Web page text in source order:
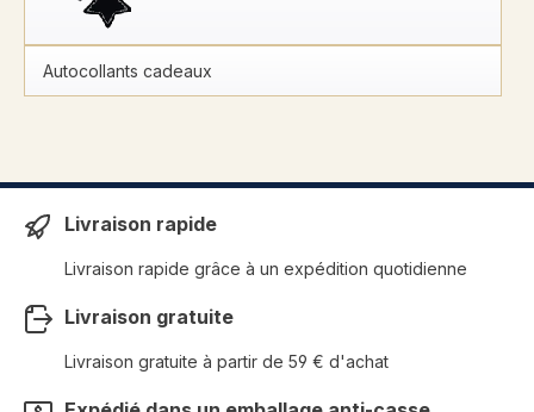
Autocollants cadeaux
Livraison rapide
Livraison rapide grâce à un expédition quotidienne
Livraison gratuite
Livraison gratuite à partir de 59 € d'achat